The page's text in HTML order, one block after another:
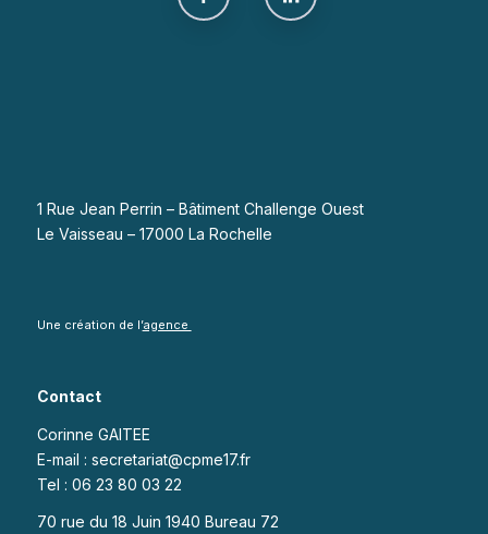
1 Rue Jean Perrin – Bâtiment Challenge Ouest
Le Vaisseau – 17000 La Rochelle
Une création de l’agence
Contact
Corinne GAITEE
E-mail : secretariat@cpme17.fr
Tel : 06 23 80 03 22
70 rue du 18 Juin 1940 Bureau 72